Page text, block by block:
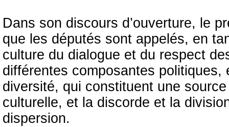
Dans son discours d’ouverture, le
que les députés sont appelés, en
culture du dialogue et du respect
différentes composantes
diversité, qui constituent une
culturelle, et la discorde et la
dispersion.